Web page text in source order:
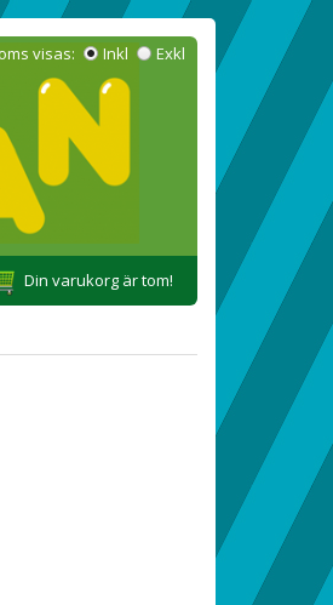
visas: Inkl Exkl
Din varukorg är tom!